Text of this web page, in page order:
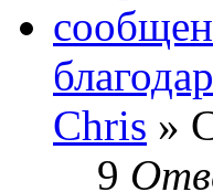
Chris »
9